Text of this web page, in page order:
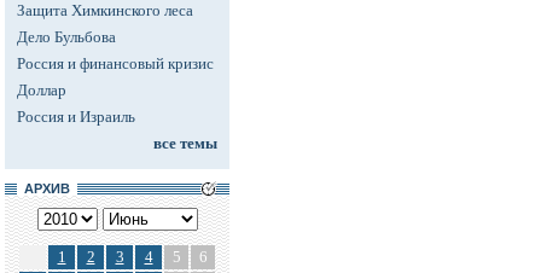
Защита Химкинского леса
Дело Бульбова
Россия и финансовый кризис
Доллар
Россия и Израиль
все темы
АРХИВ
1 2 3 4 5
6